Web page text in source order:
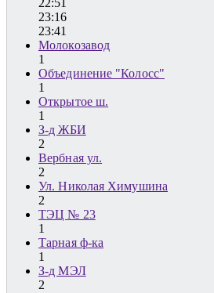
22:51
23:16
23:41
Молокозавод
1
Объединение "Колосс"
1
Открытое ш.
1
З-д ЖБИ
2
Вербная ул.
2
Ул. Николая Химушина
2
ТЭЦ № 23
1
Тарная ф-ка
1
З-д МЭЛ
2